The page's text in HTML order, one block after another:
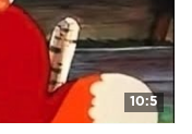
10:5